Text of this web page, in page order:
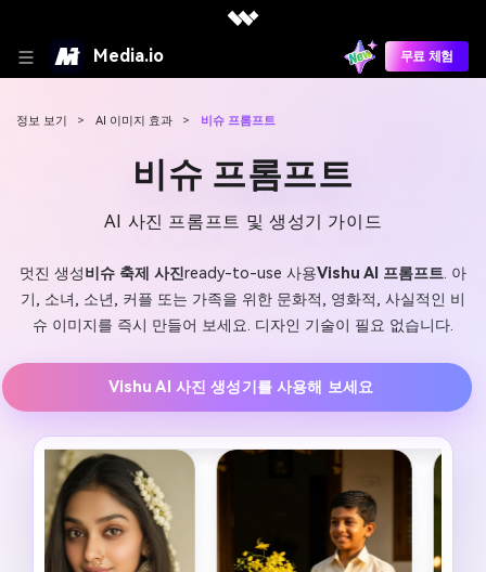
Media.io 무료 체험
정보 보기 > AI 이미지 효과 > 비슈 프롬프트
비슈 프롬프트
AI 사진 프롬프트 및 생성기 가이드
멋진 생성비슈 축제 사진ready-to-use 사용Vishu AI 프롬프트. 아
기, 소녀, 소년, 커플 또는 가족을 위한 문화적, 영화적, 사실적인 비
슈 이미지를 즉시 만들어 보세요. 디자인 기술이 필요 없습니다.
Vishu AI 사진 생성기를 사용해 보세요